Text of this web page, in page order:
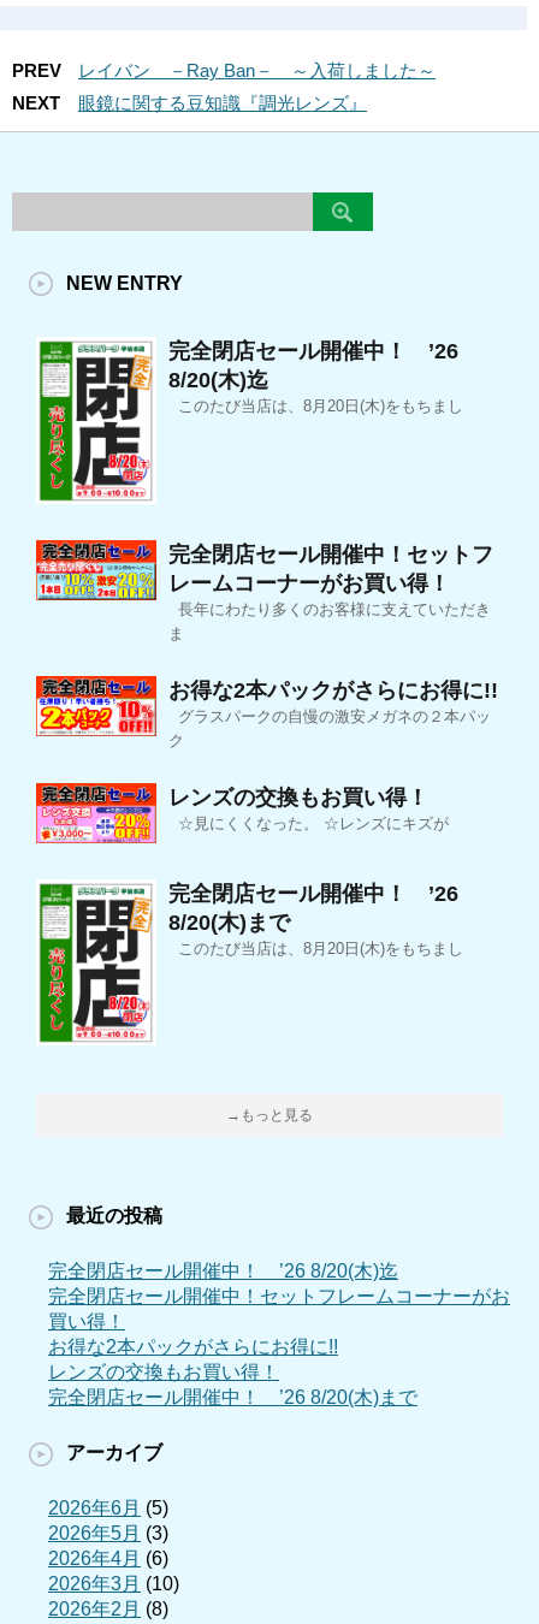
PREV
レイバン －Ray Ban－ ～入荷しました～
NEXT
眼鏡に関する豆知識『調光レンズ』
NEW ENTRY
完全閉店セール開催中！ ’26
8/20(木)迄
このたび当店は、8月20日(木)をもちまし
完全閉店セール開催中！セットフ
レームコーナーがお買い得！
長年にわたり多くのお客様に支えていただき
ま
お得な2本パックがさらにお得に!!
グラスパークの自慢の激安メガネの２本パッ
ク
レンズの交換もお買い得！
☆見にくくなった。 ☆レンズにキズが
完全閉店セール開催中！ ’26
8/20(木)まで
このたび当店は、8月20日(木)をもちまし
→もっと見る
最近の投稿
完全閉店セール開催中！ ’26 8/20(木)迄
完全閉店セール開催中！セットフレームコーナーがお
買い得！
お得な2本パックがさらにお得に!!
レンズの交換もお買い得！
完全閉店セール開催中！ ’26 8/20(木)まで
アーカイブ
2026年6月 (5)
2026年5月 (3)
2026年4月 (6)
2026年3月 (10)
2026年2月 (8)